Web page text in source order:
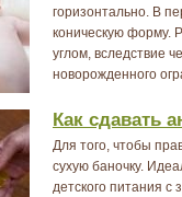
горизонтально. В
коническую форму.
углом, вследствие
новорожденного
Как сдавать
Для того, чтобы
сухую баночку.
детского питания